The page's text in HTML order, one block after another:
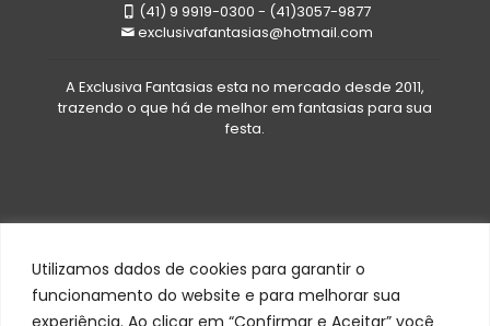
Utilizamos dados de cookies para garantir o
funcionamento do website e para melhorar sua
experiência. Ao clicar em “Confirmar e Aceitar” você
(41) 9 9919-0300 - (41)3057-9877
exclusivafantasias@hotmail.com
A Exclusiva Fantasias esta no mercado desde 2011,
trazendo o que há de melhor em fantasias para sua
festa.